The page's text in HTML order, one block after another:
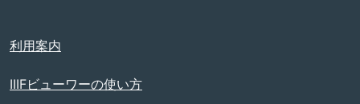
利用案内
IIIFビューワーの使い方